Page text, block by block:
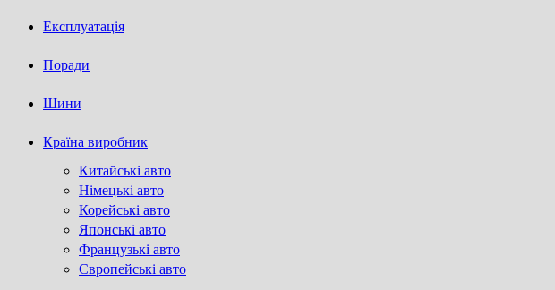
Експлуатація
Поради
Шини
Країна виробник
Китайські авто
Німецькі авто
Корейські авто
Японські авто
Французькі авто
Європейські авто